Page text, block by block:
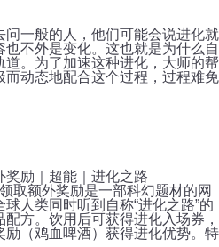
一般的人，他们可能会说进化就
不外是变化。这也就是为什么自
。为了加速这种进化，大师的帮
而动态地配合这个过程，过程难免
奖励｜超能｜进化之路
取额外奖励是一部科幻题材的网
人类同时听到自称“进化之路”的
方。饮用后可获得进化入场券，
（鸡血啤酒）获得进化优势。特